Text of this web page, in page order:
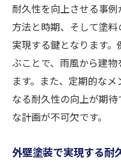
耐久性を向上させる事
方法と時期、そして塗
実現する鍵となります
ぶことで、雨風から建
ます。また、定期的な
なる耐久性の向上が期
な計画が不可欠です。
外壁塗装で実現する耐